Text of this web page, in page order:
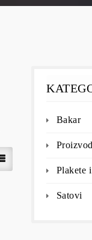
Bakar
Plakete
Satovi